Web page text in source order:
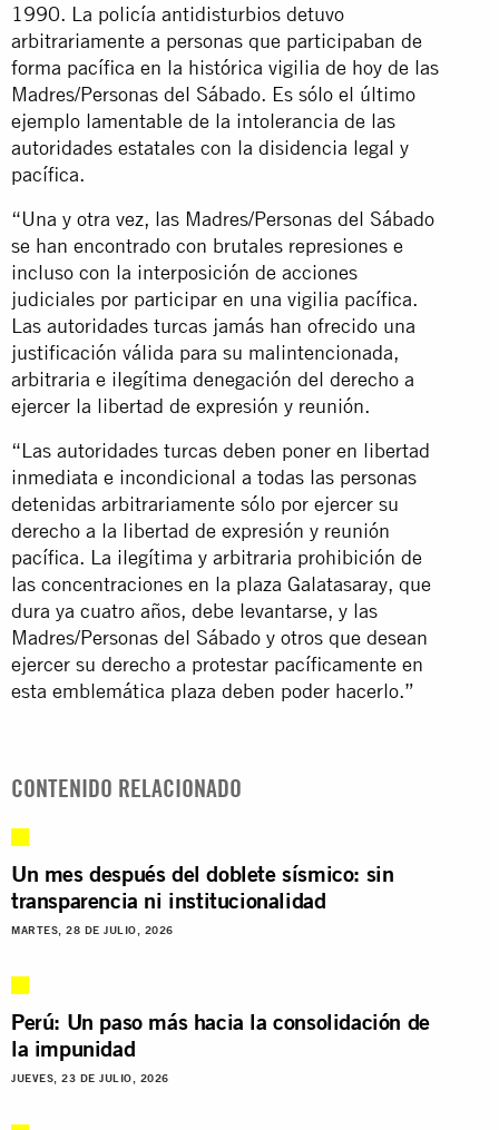
1990. La policía antidisturbios detuvo
arbitrariamente a personas que participaban de
forma pacífica en la histórica vigilia de hoy de las
Madres/Personas del Sábado. Es sólo el último
ejemplo lamentable de la intolerancia de las
autoridades estatales con la disidencia legal y
pacífica.
“Una y otra vez, las Madres/Personas del Sábado
se han encontrado con brutales represiones e
incluso con la interposición de acciones
judiciales por participar en una vigilia pacífica.
Las autoridades turcas jamás han ofrecido una
justificación válida para su malintencionada,
arbitraria e ilegítima denegación del derecho a
ejercer la libertad de expresión y reunión.
“Las autoridades turcas deben poner en libertad
inmediata e incondicional a todas las personas
detenidas arbitrariamente sólo por ejercer su
derecho a la libertad de expresión y reunión
pacífica. La ilegítima y arbitraria prohibición de
las concentraciones en la plaza Galatasaray, que
dura ya cuatro años, debe levantarse, y las
Madres/Personas del Sábado y otros que desean
ejercer su derecho a protestar pacíficamente en
esta emblemática plaza deben poder hacerlo.”
CONTENIDO RELACIONADO
Un mes después del doblete sísmico: sin
transparencia ni institucionalidad
MARTES, 28 DE JULIO, 2026
Perú: Un paso más hacia la consolidación de
la impunidad
JUEVES, 23 DE JULIO, 2026